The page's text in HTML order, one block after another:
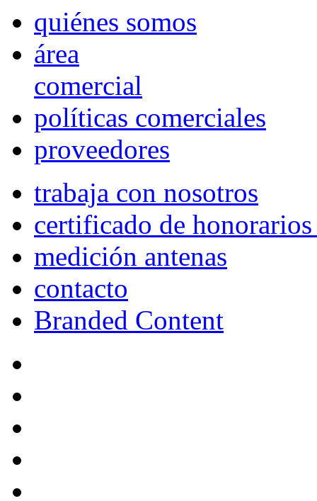
quiénes somos
área
comercial
políticas comerciales
proveedores
trabaja con nosotros
certificado de
medición antenas
contacto
Branded Content